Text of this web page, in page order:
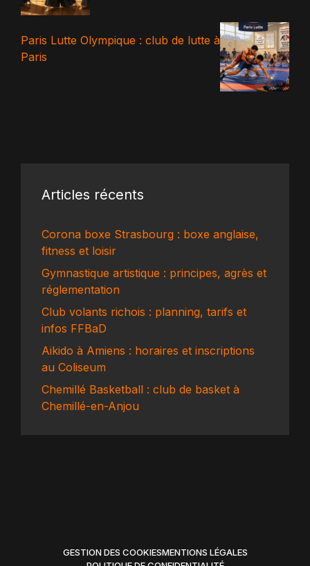
Paris Lutte Olympique : club de lutte à
Paris
Articles récents
Corona boxe Strasbourg : boxe anglaise,
fitness et loisir
Gymnastique artistique : principes, agrès et
réglementation
Club volants richois : planning, tarifs et
infos FFBaD
Aikido à Amiens : horaires et inscriptions
au Coliseum
Chemillé Basketball : club de basket à
Chemillé-en-Anjou
GESTION DES COOKIESMENTIONS LÉGALES